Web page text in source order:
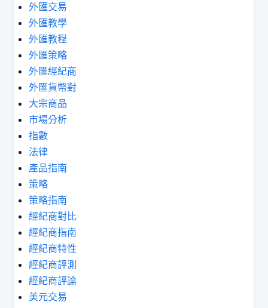
外匯交易
外匯教學
外匯教程
外匯策略
外匯經紀商
外匯貨幣對
大宗商品
市場分析
指數
法律
產品指南
策略
策略指南
經紀商對比
經紀商指南
經紀商特性
經紀商評測
經紀商評論
美元交易